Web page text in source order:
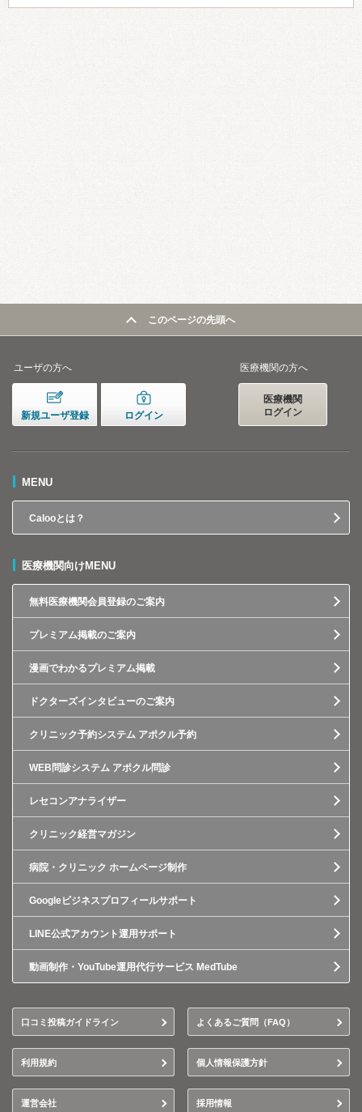
このページの先頭へ
ユーザの方へ
新規ユーザ登録 ログイン
医療機関の方へ
医療機関
ログイン
MENU
Calooとは？
医療機関向けMENU
無料医療機関会員登録のご案内
プレミアム掲載のご案内
漫画でわかるプレミアム掲載
ドクターズインタビューのご案内
クリニック予約システム アポクル予約
WEB問診システム アポクル問診
レセコンアナライザー
クリニック経営マガジン
病院・クリニック ホームページ制作
Googleビジネスプロフィールサポート
LINE公式アカウント運用サポート
動画制作・YouTube運用代行サービス MedTube
口コミ投稿ガイドライン よくあるご質問（FAQ）
利用規約 個人情報保護方針
運営会社 採用情報